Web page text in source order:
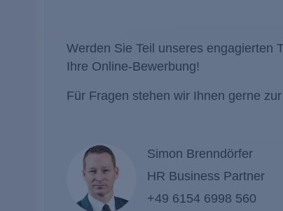
Werden Sie Teil unseres engagierten
Ihre Online-Bewerbung!
Für Fragen stehen wir Ihnen gerne
Simon Brenndörfer
HR Business Partner
+49 6154 6998 560